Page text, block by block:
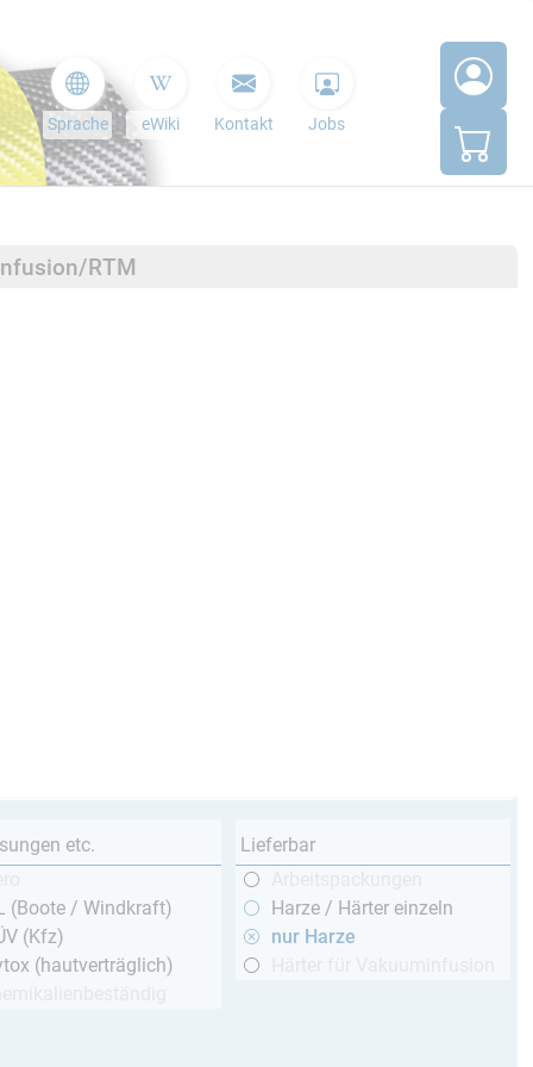
Sprache eWiki Kontakt Jobs
RTM
etc.
(Boote / Windkraft)
(Kfz)
(hautverträglich)
Lieferbar
Harze / Härter einzeln
nur Harze